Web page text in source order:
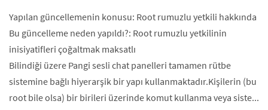
Yapılan güncellemenin konusu: Root rumuzlu yetkili hakkında
Bu güncelleme neden yapıldı?: Root rumuzlu yetkilinin
inisiyatifleri çoğaltmak maksatlı
Bilindiği üzere Pangi sesli chat panelleri tamamen rütbe
sistemine bağlı hiyerarşik bir yapı kullanmaktadır.Kişilerin (bu
root bile olsa) bir birileri üzerinde komut kullanma veya siste...